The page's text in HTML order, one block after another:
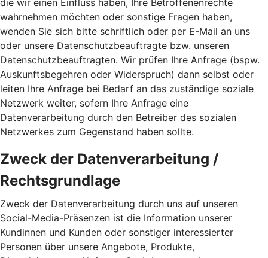
die wir einen Einfluss haben, Ihre Betroffenenrechte
wahrnehmen möchten oder sonstige Fragen haben,
wenden Sie sich bitte schriftlich oder per E-Mail an uns
oder unsere Datenschutzbeauftragte bzw. unseren
Datenschutzbeauftragten. Wir prüfen Ihre Anfrage (bspw.
Auskunftsbegehren oder Widerspruch) dann selbst oder
leiten Ihre Anfrage bei Bedarf an das zuständige soziale
Netzwerk weiter, sofern Ihre Anfrage eine
Datenverarbeitung durch den Betreiber des sozialen
Netzwerkes zum Gegenstand haben sollte.
Zweck der Datenverarbeitung /
Rechtsgrundlage
Zweck der Datenverarbeitung durch uns auf unseren
Social-Media-Präsenzen ist die Information unserer
Kundinnen und Kunden oder sonstiger interessierter
Personen über unsere Angebote, Produkte,